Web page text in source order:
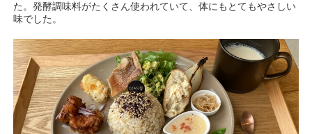
た。発酵調味料がたくさん使われていて、体にもとてもやさしい
味でした。